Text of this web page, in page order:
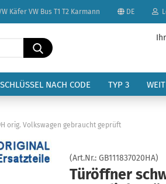
Käfer VW Bus T1 T2 Karmann DE
auswählen
Konto erstellen
Suche...
SCHLÜSSEL NACH CODE TYP 3
orig. Volkswagen gebraucht geprüft
(Art.Nr.: GB111837020HA)
Türöffner